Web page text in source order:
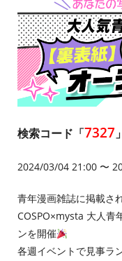
検索コード「7327」
2024/03/04 21:00 〜
青年漫画雑誌に掲載さ
COSPO×mysta 大人青
ンを開催
各週イベントで見事ラ